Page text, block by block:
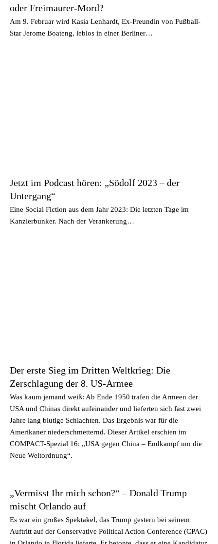
oder Freimaurer-Mord?
Am 9. Februar wird Kasia Lenhardt, Ex-Freundin von Fußball-
Star Jerome Boateng, leblos in einer Berliner…
Jetzt im Podcast hören: „Södolf 2023 – der
Untergang“
Eine Social Fiction aus dem Jahr 2023: Die letzten Tage im
Kanzlerbunker. Nach der Verankerung…
Der erste Sieg im Dritten Weltkrieg: Die
Zerschlagung der 8. US-Armee
Was kaum jemand weiß: Ab Ende 1950 trafen die Armeen der
USA und Chinas direkt aufeinander und lieferten sich fast zwei
Jahre lang blutige Schlachten. Das Ergebnis war für die
Amerikaner niederschmetternd. Dieser Artikel erschien im
COMPACT-Spezial 16: „USA gegen China – Endkampf um die
Neue Weltordnung“.
„Vermisst Ihr mich schon?“ – Donald Trump
mischt Orlando auf
Es war ein großes Spektakel, das Trump gestern bei seinem
Auftritt auf der Conservative Political Action Conference (CPAC)